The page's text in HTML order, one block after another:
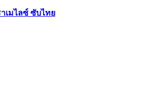
เมไลซ์ ซับไทย